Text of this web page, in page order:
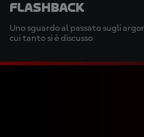
Flashback
Uno sguardo al passato sugli
cui tanto si è discusso